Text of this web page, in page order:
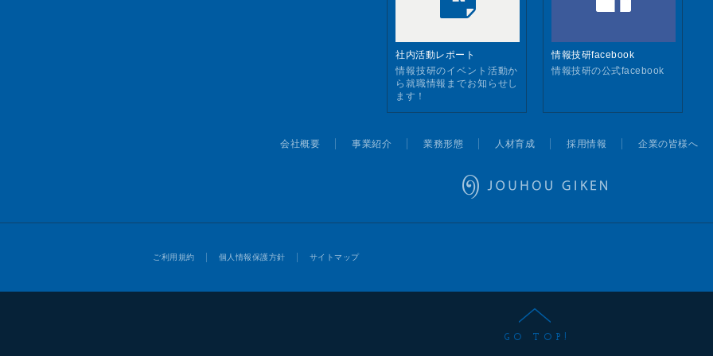
社内活動レポート
情報技研のイベント活動か
ら就職情報までお知らせし
ます！
情報技研facebook
情報技研の公式facebook
会社概要 事業紹介 業務形態 人材育成 採用情報 企業の皆様へ
ご利用規約 個人情報保護方針 サイトマップ
GO TOP!